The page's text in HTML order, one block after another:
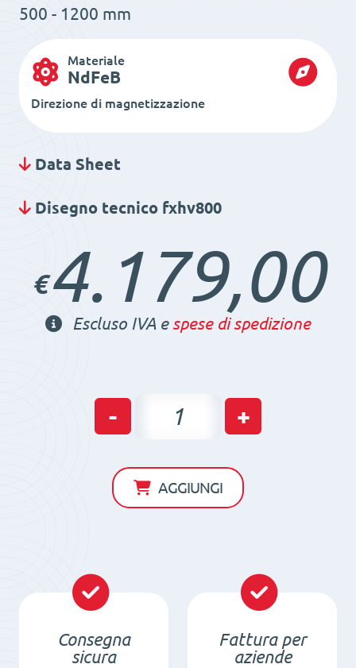
500 - 1200 mm
Materiale
NdFeB
Direzione di magnetizzazione
Data Sheet
Disegno tecnico fxhv800
€4.179,00
Escluso IVA e spese di spedizione
-
Sistema
magnetico
orizzontale
FX-
+
AGGIUNGI
Consegna
sicura
Fattura per
aziende